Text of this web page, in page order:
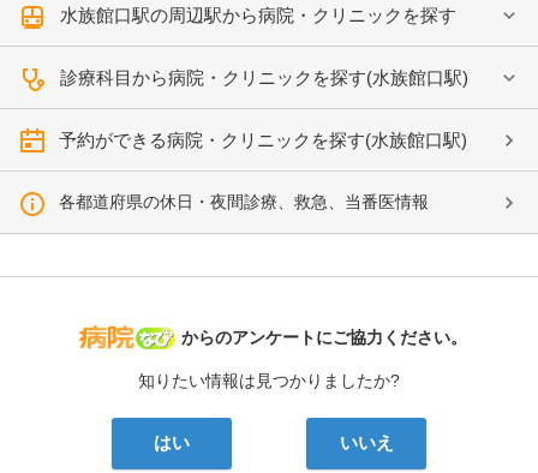
水族館口駅の周辺駅から病院・クリニックを探す
診療科目から病院・クリニックを探す(水族館口駅)
予約ができる病院・クリニックを探す(水族館口駅)
各都道府県の休日・夜間診療、救急、当番医情報
病院なび
からのアンケートにご協力ください。
知りたい情報は見つかりましたか?
はい いいえ